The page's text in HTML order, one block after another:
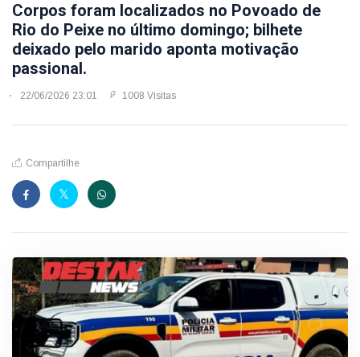
Corpos foram localizados no Povoado de
Rio do Peixe no último domingo; bilhete
deixado pelo marido aponta motivação
passional.
22/06/2026 23:01 1008 Visitas
Compartilhe